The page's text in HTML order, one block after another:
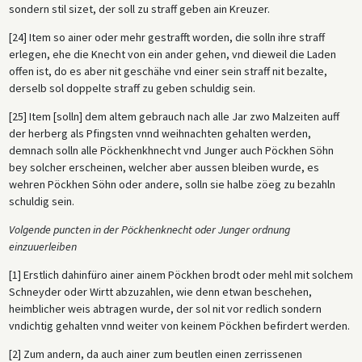
sondern stil sizet, der soll zu straff geben ain Kreuzer.
[24] Item so ainer oder mehr gestrafft worden, die solln ihre straff
erlegen, ehe die Knecht von ein ander gehen, vnd dieweil die Laden
offen ist, do es aber nit geschähe vnd einer sein straff nit bezalte,
derselb sol doppelte straff zu geben schuldig sein.
[25] Item [solln] dem altem gebrauch nach alle Jar zwo Malzeiten auff
der herberg als Pfingsten vnnd weihnachten gehalten werden,
demnach solln alle Pöckhenkhnecht vnd Junger auch Pöckhen Söhn
bey solcher erscheinen, welcher aber aussen bleiben wurde, es
wehren Pöckhen Söhn oder andere, solln sie halbe zöeg zu bezahln
schuldig sein.
Volgende puncten in der Pöckhenknecht oder Junger ordnung
einzuuerleiben
[1] Erstlich dahinfüro ainer ainem Pöckhen brodt oder mehl mit solchem
Schneyder oder Wirtt abzuzahlen, wie denn etwan beschehen,
heimblicher weis abtragen wurde, der sol nit vor redlich sondern
vndichtig gehalten vnnd weiter von keinem Pöckhen befirdert werden.
[2] Zum andern, da auch ainer zum beutlen einen zerrissenen